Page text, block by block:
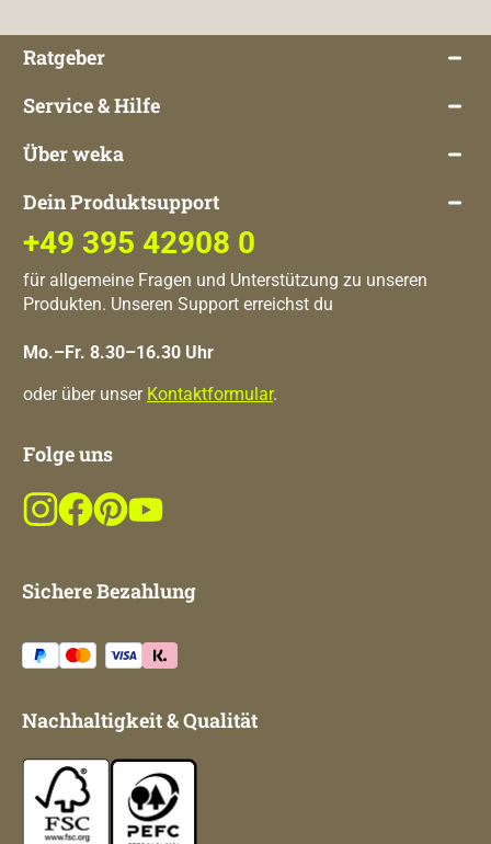
Ratgeber
Service & Hilfe
Über weka
Dein Produktsupport
+49 395 42908 0
für allgemeine Fragen und Unterstützung zu unseren
Produkten. Unseren Support erreichst du
Mo.–Fr. 8.30–16.30 Uhr
oder über unser Kontaktformular.
Folge uns
Sichere Bezahlung
Nachhaltigkeit & Qualität